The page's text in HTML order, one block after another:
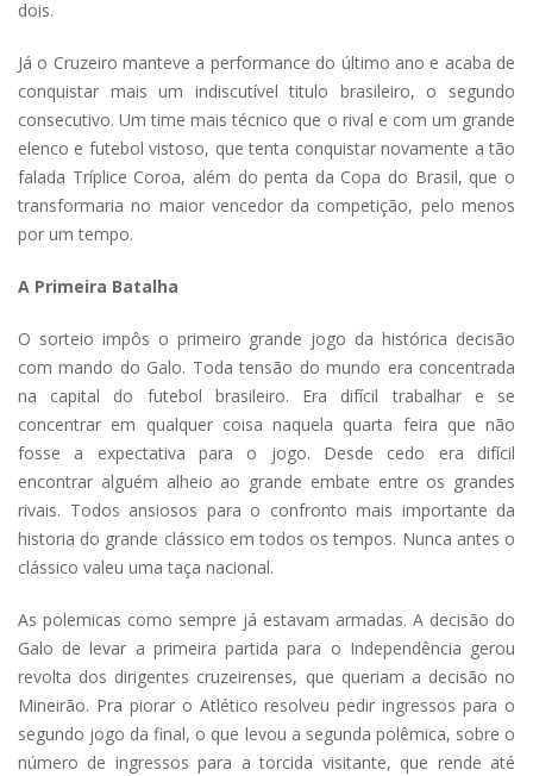
dois.
Já o Cruzeiro manteve a performance do último ano e acaba de
conquistar mais um indiscutível titulo brasileiro, o segundo
consecutivo. Um time mais técnico que o rival e com um grande
elenco e futebol vistoso, que tenta conquistar novamente a tão
falada Tríplice Coroa, além do penta da Copa do Brasil, que o
transformaria no maior vencedor da competição, pelo menos
por um tempo.
A Primeira Batalha
O sorteio impôs o primeiro grande jogo da histórica decisão
com mando do Galo. Toda tensão do mundo era concentrada
na capital do futebol brasileiro. Era difícil trabalhar e se
concentrar em qualquer coisa naquela quarta feira que não
fosse a expectativa para o jogo. Desde cedo era difícil
encontrar alguém alheio ao grande embate entre os grandes
rivais. Todos ansiosos para o confronto mais importante da
historia do grande clássico em todos os tempos. Nunca antes o
clássico valeu uma taça nacional.
As polemicas como sempre já estavam armadas. A decisão do
Galo de levar a primeira partida para o Independência gerou
revolta dos dirigentes cruzeirenses, que queriam a decisão no
Mineirão. Pra piorar o Atlético resolveu pedir ingressos para o
segundo jogo da final, o que levou a segunda polêmica, sobre o
número de ingressos para a torcida visitante, que rende até